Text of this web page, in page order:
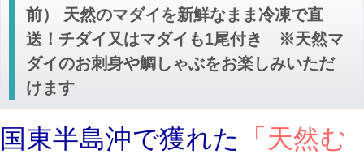
前） 天然のマダイを新鮮なまま冷凍で直
送！チダイ又はマダイも1尾付き ※天然マ
ダイのお刺身や鯛しゃぶをお楽しみいただ
けます
国東半島沖で獲れた
「天然む